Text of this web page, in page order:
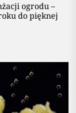
ogrodu –
do pięknej